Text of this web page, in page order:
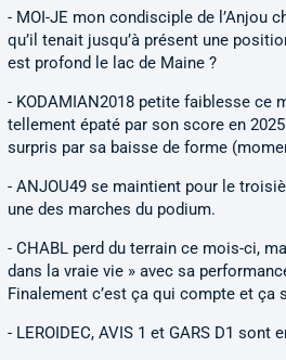
- MOI-JE mon condisciple de l’Anjou
qu’il tenait jusqu’à présent une
est profond le lac de Maine ?
- KODAMIAN2018 petite faiblesse ce
tellement épaté par son score en 2025
surpris par sa baisse de forme
- ANJOU49 se maintient pour le
une des marches du podium.
- CHABL perd du terrain ce mois-ci,
dans la vraie vie » avec sa
Finalement c’est ça qui compte et ça
- LEROIDEC, AVIS 1 et GARS D1 sont